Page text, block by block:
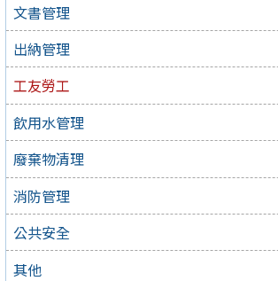
文書管理
出納管理
工友勞工
飲用水管理
廢棄物清理
消防管理
公共安全
其他